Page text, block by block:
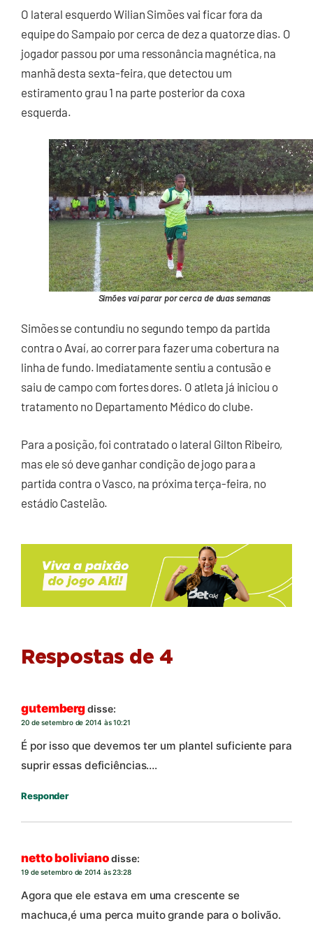
O lateral esquerdo Wilian Simões vai ficar fora da
equipe do Sampaio por cerca de dez a quatorze dias. O
jogador passou por uma ressonância magnética, na
manhã desta sexta-feira, que detectou um
estiramento grau 1 na parte posterior da coxa
esquerda.
Simões vai parar por cerca de duas semanas
Simões se contundiu no segundo tempo da partida
contra o Avaí, ao correr para fazer uma cobertura na
linha de fundo. Imediatamente sentiu a contusão e
saiu de campo com fortes dores. O atleta já iniciou o
tratamento no Departamento Médico do clube.
Para a posição, foi contratado o lateral Gilton Ribeiro,
mas ele só deve ganhar condição de jogo para a
partida contra o Vasco, na próxima terça-feira, no
estádio Castelão.
Respostas de 4
gutembergdisse:
20 de setembro de 2014 às 10:21
É por isso que devemos ter um plantel suficiente para
suprir essas deficiências….
Responder
netto boliviano disse:
19 de setembro de 2014 às 23:28
Agora que ele estava em uma crescente se
machuca,é uma perca muito grande para o bolivão.